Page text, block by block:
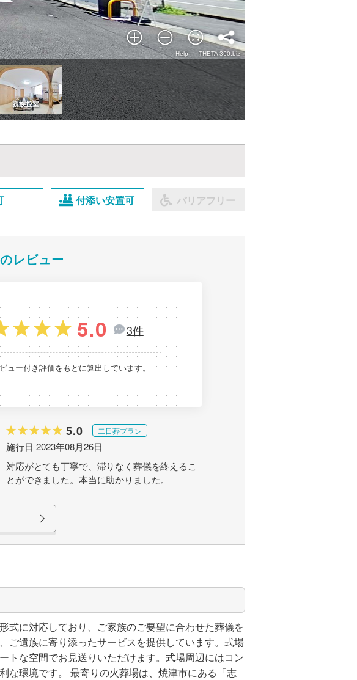
付添い安置可 バリアフリー
レビュー
5.0 3件
ュー付き評価をもとに算出しています。
5.0 二日葬プラン
施行日 2023年08月26日
対応がとても丁寧で、滞りなく葬儀を終えるこ
とができました。本当に助かりました。
に対応しており、ご家族のご要望に合わせた葬儀を
ご遺族に寄り添ったサービスを提供しています。式場
トな空間でお見送りいただけます。式場周辺にはコン
な環境です。 最寄りの火葬場は、焼津市にある「志